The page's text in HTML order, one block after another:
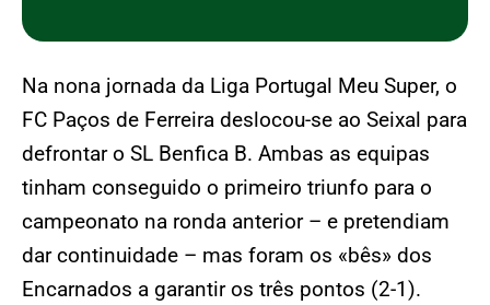
Na nona jornada da Liga Portugal Meu Super, o
FC Paços de Ferreira deslocou-se ao Seixal para
defrontar o SL Benfica B. Ambas as equipas
tinham conseguido o primeiro triunfo para o
campeonato na ronda anterior – e pretendiam
dar continuidade – mas foram os «bês» dos
Encarnados a garantir os três pontos (2-1).